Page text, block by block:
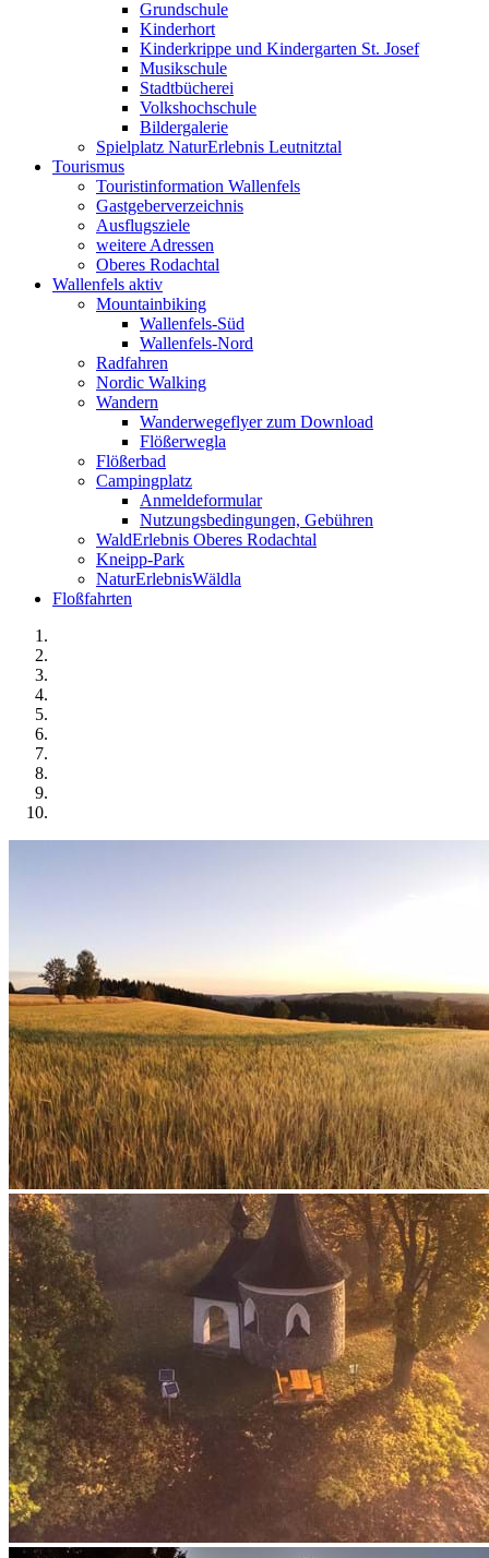
Grundschule
Kinderhort
Kinderkrippe und Kindergarten St. Josef
Musikschule
Stadtbücherei
Volkshochschule
Bildergalerie
Spielplatz NaturErlebnis Leutnitztal
Tourismus
Touristinformation Wallenfels
Gastgeberverzeichnis
Ausflugsziele
weitere Adressen
Oberes Rodachtal
Wallenfels aktiv
Mountainbiking
Wallenfels-Süd
Wallenfels-Nord
Radfahren
Nordic Walking
Wandern
Wanderwegeflyer zum Download
Flößerwegla
Flößerbad
Campingplatz
Anmeldeformular
Nutzungsbedingungen, Gebühren
WaldErlebnis Oberes Rodachtal
Kneipp-Park
NaturErlebnisWäldla
Floßfahrten